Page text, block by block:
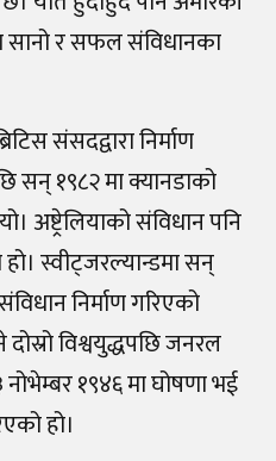
सानो र सफल संविधानका
संसदद्वारा निर्माण
सन् १९८२ मा क्यानडाको
अष्ट्रेलियाको संविधान पनि
स्वीट्जरल्यान्डमा सन्
निर्माण गरिएको
विश्वयुद्धपछि जनरल
१९४६ मा घोषणा भई
हो।